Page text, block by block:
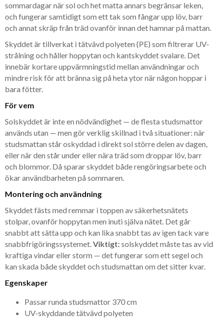
sommardagar när sol och het matta annars begränsar leken,
och fungerar samtidigt som ett tak som fångar upp löv, barr
och annat skräp från träd ovanför innan det hamnar på mattan.
Skyddet är tillverkat i tätvävd polyeten (PE) som filtrerar UV-
strålning och håller hoppytan och kantskyddet svalare. Det
innebär kortare uppvärmningstid mellan användningar och
mindre risk för att bränna sig på heta ytor när någon hoppar i
bara fötter.
För vem
Solskyddet är inte en nödvändighet — de flesta studsmattor
används utan — men gör verklig skillnad i två situationer: när
studsmattan står oskyddad i direkt sol större delen av dagen,
eller när den står under eller nära träd som droppar löv, barr
och blommor. Då sparar skyddet både rengöringsarbete och
ökar användbarheten på sommaren.
Montering och användning
Skyddet fästs med remmar i toppen av säkerhetsnätets
stolpar, ovanför hoppytan men inuti själva nätet. Det går
snabbt att sätta upp och kan lika snabbt tas av igen tack vare
snabbfrigöringssystemet.Viktigt:solskyddet måste tas av vid
kraftiga vindar eller storm — det fungerar som ett segel och
kan skada både skyddet och studsmattan om det sitter kvar.
Egenskaper
Passar runda studsmattor 370 cm
UV-skyddande tätvävd polyeten